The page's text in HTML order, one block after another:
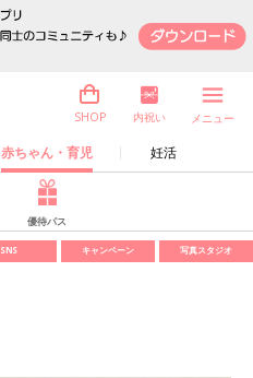
赤ちゃん・育児 妊活
SHOP 内祝い メニュー
優待パス
SNS キャンペーン 写真スタジオ